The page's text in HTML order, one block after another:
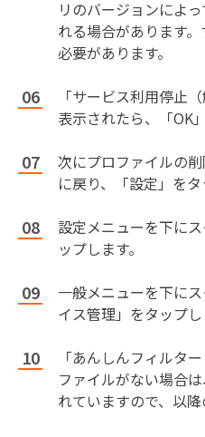
リのバージョンによ
れる場合があります
必要があります。
「サービス利用停止
表示されたら、「OK
次にプロファイルの
に戻り、「設定」をタ
設定メニューを下に
ップします。
一般メニューを下に
イス管理」をタップし
「あんしんフィルタ
ファイルがない場合
れていますので、以降